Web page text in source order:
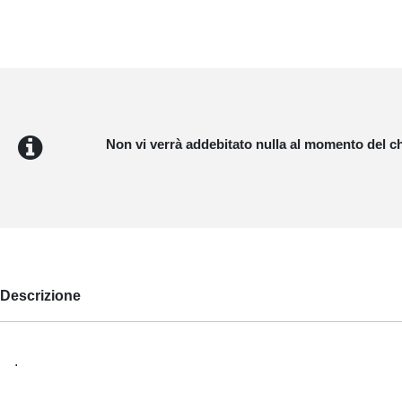
Non vi verrà addebitato nulla al momento del
Descrizione
.